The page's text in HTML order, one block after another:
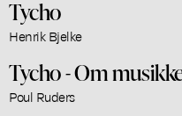
Tycho
Henrik Bjelke
Tycho - Om
Poul Ruders